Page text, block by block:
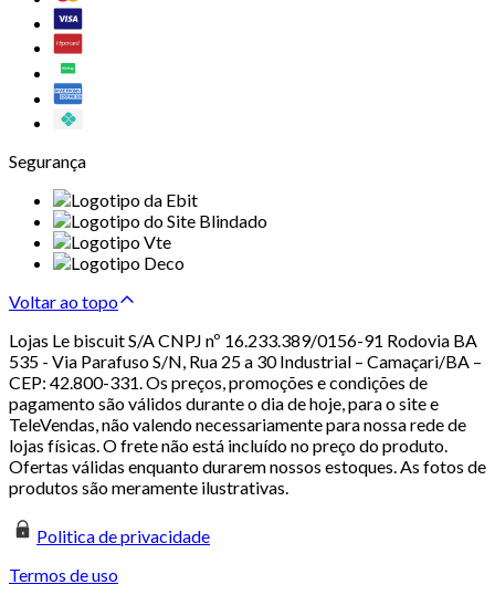
Segurança
Voltar ao topo
Lojas Le biscuit S/A CNPJ nº 16.233.389/0156-91 Rodovia BA
535 - Via Parafuso S/N, Rua 25 a 30 Industrial – Camaçari/BA –
CEP: 42.800-331. Os preços, promoções e condições de
pagamento são válidos durante o dia de hoje, para o site e
TeleVendas, não valendo necessariamente para nossa rede de
lojas físicas. O frete não está incluído no preço do produto.
Ofertas válidas enquanto durarem nossos estoques. As fotos de
produtos são meramente ilustrativas.
Politica de privacidade
Termos de uso